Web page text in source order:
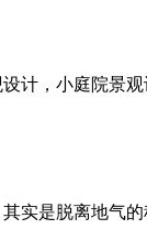
计，小庭院景
实是脱离地气